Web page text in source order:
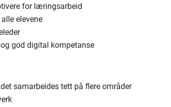
for læringsarbeid
elevene
god digital kompetanse
samarbeides tett på flere områder